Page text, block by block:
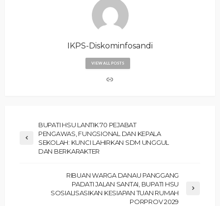
IKPS-Diskominfosandi
VIEW ALL POSTS
‎BUPATI HSU LANTIK 70 PEJABAT
PENGAWAS, FUNGSIONAL DAN KEPALA
SEKOLAH: KUNCI LAHIRKAN SDM UNGGUL
DAN BERKARAKTER
‎​RIBUAN WARGA DANAU PANGGANG
PADATI JALAN SANTAI, BUPATI HSU
SOSIALISASIKAN KESIAPAN TUAN RUMAH
PORPROV 2029